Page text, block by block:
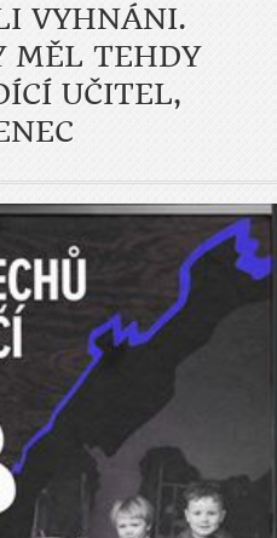
VYHNÁNI.
MĚL TEHDY
UČITEL,